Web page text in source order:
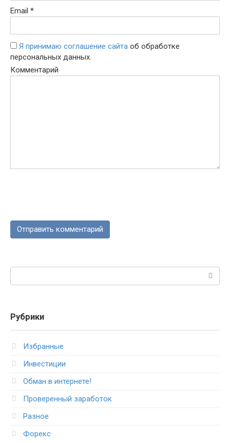
Email *
Я принимаю соглашение сайта об обработке
персональных данных.
Комментарий
Поиск:
Рубрики
Избранные
Инвестиции
Обман в интернете!
Проверенный заработок
Разное
Форекс